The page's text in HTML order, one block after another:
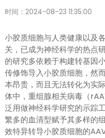
时间：2024-08-23 11:35:00
小胶质细胞与人类健康以及
关，已成为神经科学的热点
的研究多依赖于构建转基因
传修饰导入小胶质细胞，然
本昂贵，而且无法转化为实
体中，重组腺相关病毒（
泛用做神经科学研究的示踪
繁多的血清型赋予其多样的
效特异转导小胶质细胞的